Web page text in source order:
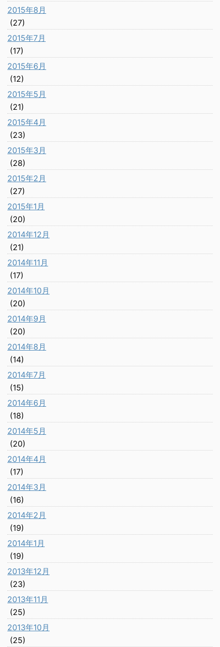
2015年8月
(27)
2015年7月
(17)
2015年6月
(12)
2015年5月
(21)
2015年4月
(23)
2015年3月
(28)
2015年2月
(27)
2015年1月
(20)
2014年12月
(21)
2014年11月
(17)
2014年10月
(20)
2014年9月
(20)
2014年8月
(14)
2014年7月
(15)
2014年6月
(18)
2014年5月
(20)
2014年4月
(17)
2014年3月
(16)
2014年2月
(19)
2014年1月
(19)
2013年12月
(23)
2013年11月
(25)
2013年10月
(25)